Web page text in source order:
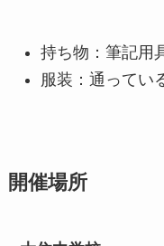
持ち物：筆記用
服装：通ってい
開催場所